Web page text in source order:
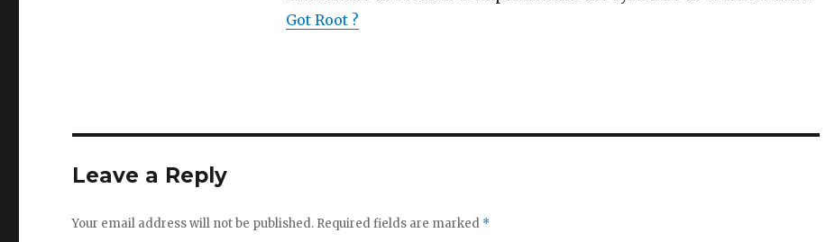
Got Root ?
Leave a Reply
Your email address will not be published. Required fields are marked *